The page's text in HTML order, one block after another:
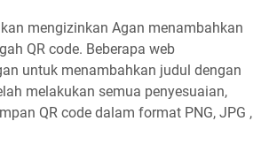
mengizinkan Agan menambahkan
QR code. Beberapa web
untuk menambahkan judul dengan
melakukan semua penyesuaian,
QR code dalam format PNG, JPG ,